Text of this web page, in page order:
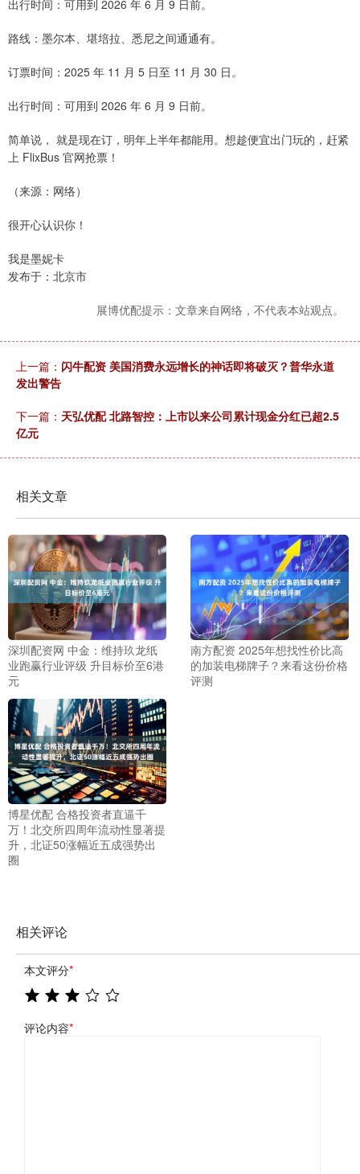
出行时间：可用到 2026 年 6 月 9 日前。
路线：墨尔本、堪培拉、悉尼之间通通有。
订票时间：2025 年 11 月 5 日至 11 月 30 日。
出行时间：可用到 2026 年 6 月 9 日前。
简单说， 就是现在订，明年上半年都能用。想趁便宜出门玩的，赶紧
上 FlixBus 官网抢票！
（来源：网络）
很开心认识你！
我是墨妮卡
发布于：北京市
展博优配提示：文章来自网络，不代表本站观点。
上一篇： 闪牛配资 美国消费永远增长的神话即将破灭？普华永道
发出警告
下一篇： 天弘优配 北路智控：上市以来公司累计现金分红已超2.5
亿元
相关文章
深圳配资网 中金：维持玖龙纸
业跑赢行业评级 升目标价至6港
元
南方配资 2025年想找性价比高
的加装电梯牌子？来看这份价格
评测
博星优配 合格投资者直逼千
万！北交所四周年流动性显著提
升，北证50涨幅近五成强势出
圈
相关评论
本文评分*
评论内容*